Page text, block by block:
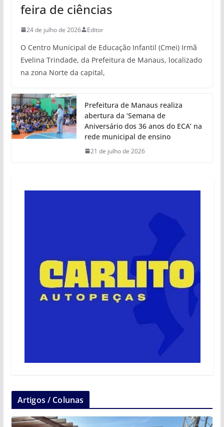
feira de ciências
24 de julho de 2026 Editor
O Centro Municipal de Educação Infantil (Cmei) Irmã
Evelina Trindade, da Prefeitura de Manaus, localizado
na zona Norte da capital,
Prefeitura de Manaus realiza
abertura da ‘Semana de
Aniversário dos 36 anos do ECA’ na
rede municipal de ensino
21 de julho de 2026
Artigos / Colunas